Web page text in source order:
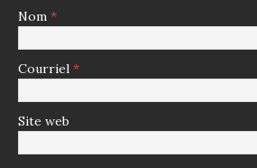
Nom *
Courriel *
Site web